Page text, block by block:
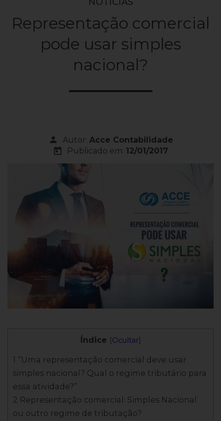
Representação comercial
pode usar simples
nacional?
person Autor: Acce Contabilidade
today Publicado em: 12/01/2017
Índice [Ocultar]
1 “Uma representação comercial deve usar
simples nacional? Qual o regime tributário para
essa atividade?”
2 Representação comercial: Simples Nacional
ou outro regime de tributação?